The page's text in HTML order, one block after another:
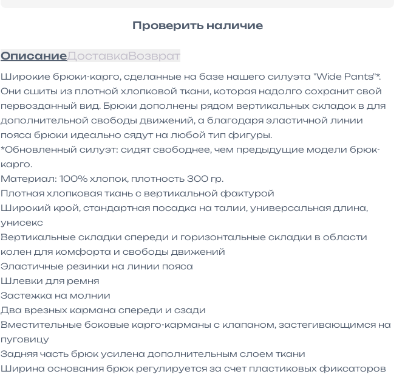
Проверить наличие
ОписаниеДоставкаВозврат
Широкие брюки-карго, сделанные на базе нашего силуэта "Wide Pants"*.
Они сшиты из плотной хлопковой ткани, которая надолго сохранит свой
первозданный вид. Брюки дополнены рядом вертикальных складок в для
дополнительной свободы движений, а благодаря эластичной линии
пояса брюки идеально сядут на любой тип фигуры.
*Обновленный силуэт: сидят свободнее, чем предыдущие модели брюк-
карго.
Материал: 100% хлопок, плотность 300 гр.
Плотная хлопковая ткань с вертикальной фактурой
Широкий крой, стандартная посадка на талии, универсальная длина,
унисекс
Вертикальные складки спереди и горизонтальные складки в области
колен для комфорта и свободы движений
Эластичные резинки на линии пояса
Шлевки для ремня
Застежка на молнии
Два врезных кармана спереди и сзади
Вместительные боковые карго-карманы с клапаном, застегивающимся на
пуговицу
Задняя часть брюк усилена дополнительным слоем ткани
Ширина основания брюк регулируется за счет пластиковых фиксаторов